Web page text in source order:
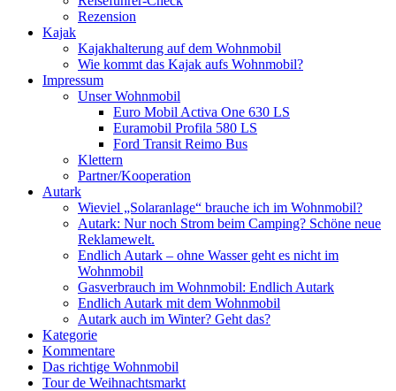
Rezension
Kajak
Kajakhalterung auf dem Wohnmobil
Wie kommt das Kajak aufs Wohnmobil?
Impressum
Unser Wohnmobil
Euro Mobil Activa One 630 LS
Euramobil Profila 580 LS
Ford Transit Reimo Bus
Klettern
Partner/Kooperation
Autark
Wieviel „Solaranlage“ brauche ich im Wohnmobil?
Autark: Nur noch Strom beim Camping? Schöne neue
Reklamewelt.
Endlich Autark – ohne Wasser geht es nicht im
Wohnmobil
Gasverbrauch im Wohnmobil: Endlich Autark
Endlich Autark mit dem Wohnmobil
Autark auch im Winter? Geht das?
Kategorie
Kommentare
Das richtige Wohnmobil
Tour de Weihnachtsmarkt